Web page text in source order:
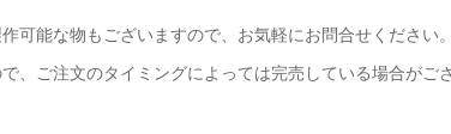
可能な物もございますので、お気軽にお問合せください。
、ご注文のタイミングによっては完売している場合がご